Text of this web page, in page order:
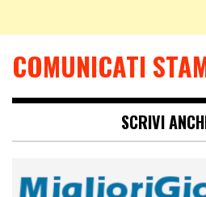
COMUNICATI
SCRIVI